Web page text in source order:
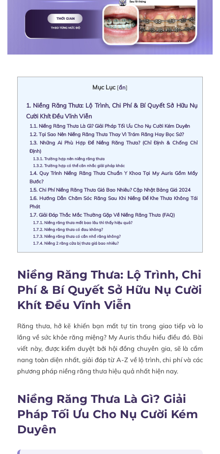
Mục Lục [ẩn]
1. Niềng Răng Thưa: Lộ Trình, Chi Phí & Bí Quyết Sở Hữu Nụ
Cười Khít Đều Vĩnh Viễn
1.1. Niềng Răng Thưa Là Gì? Giải Pháp Tối Ưu Cho Nụ Cười Kém Duyên
1.2. Tại Sao Nên Niềng Răng Thưa Thay Vì Trám Răng Hay Bọc Sứ?
1.3. Những Ai Phù Hợp Để Niềng Răng Thưa? (Chỉ Định & Chống Chỉ
Định)
1.3.1. Trường hợp nên niềng răng thưa
1.3.2. Trường hợp có thể cân nhắc giải pháp khác
1.4. Quy Trình Niềng Răng Thưa Chuẩn Y Khoa Tại My Auris Gồm Mấy
Bước?
1.5. Chi Phí Niềng Răng Thưa Giá Bao Nhiêu? Cập Nhật Bảng Giá 2024
1.6. Hướng Dẫn Chăm Sóc Răng Sau Khi Niềng Để Khe Thưa Không Tái
Phát
1.7. Giải Đáp Thắc Mắc Thường Gặp Về Niềng Răng Thưa (FAQ)
1.7.1. Niềng răng thưa mất bao lâu thì thấy hiệu quả?
1.7.2. Niềng răng thưa có đau không?
1.7.3. Niềng răng thưa có cần nhổ răng không?
1.7.4. Niềng 2 răng cửa bị thưa giá bao nhiêu?
Niềng Răng Thưa: Lộ Trình, Chi
Phí & Bí Quyết Sở Hữu Nụ Cười
Khít Đều Vĩnh Viễn
Răng thưa, hở kẽ khiến bạn mất tự tin trong giao tiếp và lo
lắng về sức khỏe răng miệng? My Auris thấu hiểu điều đó. Bài
viết này, được kiểm duyệt bởi hội đồng chuyên gia, sẽ là cẩm
nang toàn diện nhất, giải đáp từ A-Z về lộ trình, chi phí và các
phương pháp niềng răng thưa hiệu quả nhất hiện nay.
Niềng Răng Thưa Là Gì? Giải
Pháp Tối Ưu Cho Nụ Cười Kém
Duyên